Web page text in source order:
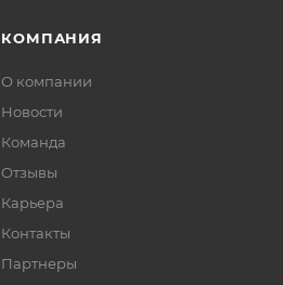
КОМПАНИЯ
О компании
Новости
Команда
Отзывы
Карьера
Контакты
Партнеры